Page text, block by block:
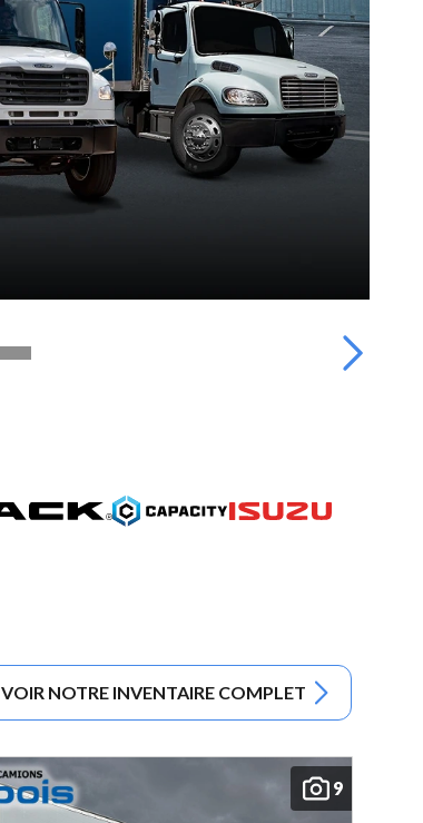
VOIR NOTRE INVENTAIRE COMPLET
9